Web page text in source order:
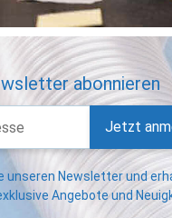
abonnieren
Jetzt
unseren Newsletter und
Angebote und